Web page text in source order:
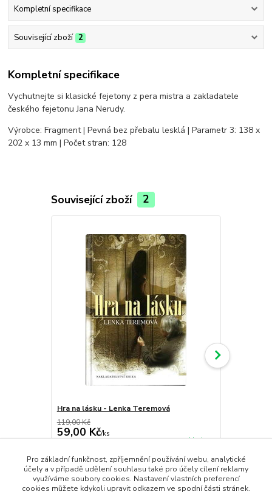
Kompletní specifikace
Související zboží 2
Kompletní specifikace
Vychutnejte si klasické fejetony z pera mistra a zakladatele
českého fejetonu Jana Nerudy.
Výrobce: Fragment | Pevná bez přebalu lesklá | Parametr 3: 138 x
202 x 13 mm | Počet stran: 128
Související zboží 2
Hra na lásku - Lenka Teremová
119,00 Kč
59,00 Kč/ks
skladem
Přidat do košíku
Pro základní funkčnost, zpříjemnění používání webu, analytické
účely a v případě udělení souhlasu také pro účely cílení reklamy
využíváme soubory cookies. Nastavení vlastních preferencí
cookies můžete kdykoli upravit odkazem ve spodní části stránek.